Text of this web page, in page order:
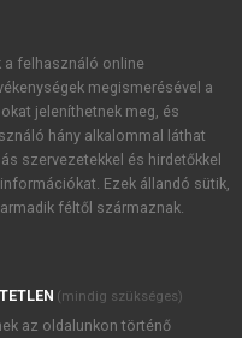
akcióiról.
Zrt. újdonságairól,
tudomásul
a felhasználó online
megismerésével a
jeleníthetnek meg, és
hány alkalommal láthat
szervezetekkel és hirdetőkkel
Ezek állandó sütik,
féltől származnak.
(mindig szükséges)
az oldalunkon történő